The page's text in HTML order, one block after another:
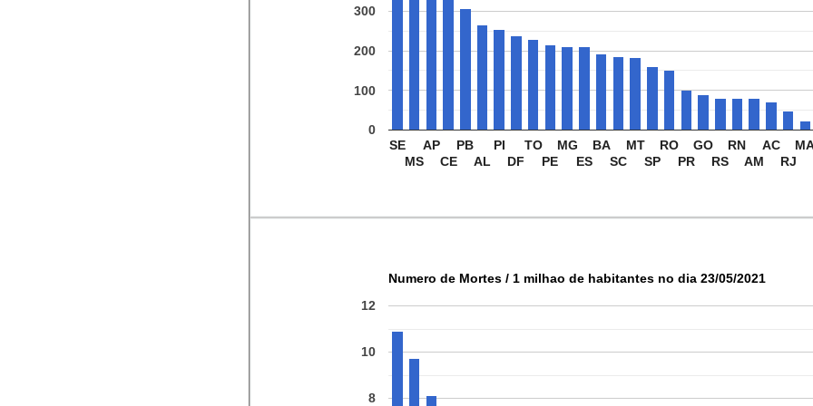
SE
MS
AP
CE
PB
AL
PI
DF
TO
PE
MG
ES
BA
SC
MT
SP
RO
PR
GO
RS
RN
AM
AC
RJ
0
100
200
300
Numero de Mortes / 1 milhao de habitantes no dia 23/05/2021
8
10
12